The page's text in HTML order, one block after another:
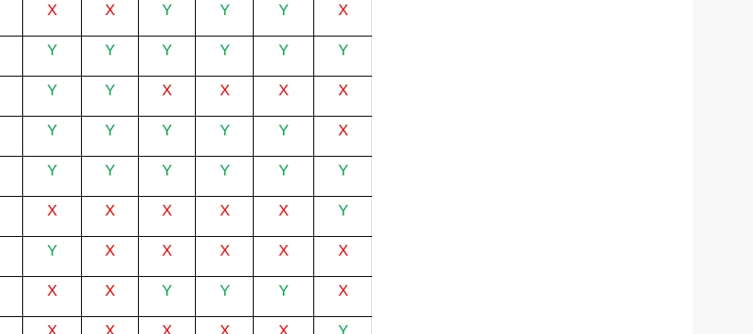
X X Y Y Y X
Y Y Y Y Y Y
Y Y X X X X
Y Y Y Y Y X
Y Y Y Y Y Y
X X X X X Y
Y X X X X X
X X Y Y Y X
X X X X X Y